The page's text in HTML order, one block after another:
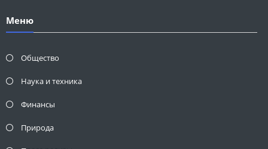
Меню
Общество
Наука и техника
Финансы
Природа